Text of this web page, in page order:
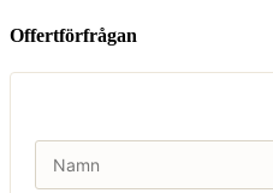
Offertförfrågan